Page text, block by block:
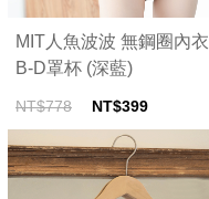
MIT人魚波波 無鋼圈內衣
B-D罩杯 (深藍)
NT$778 NT$399